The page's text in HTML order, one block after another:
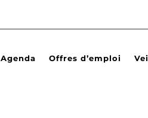
Agenda Offres d’emploi